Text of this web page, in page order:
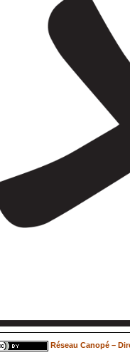
Réseau Canopé –